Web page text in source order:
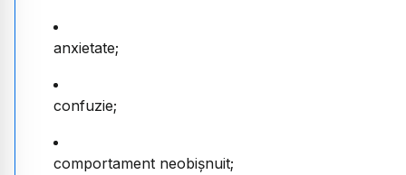
anxietate;
confuzie;
comportament neobișnuit;